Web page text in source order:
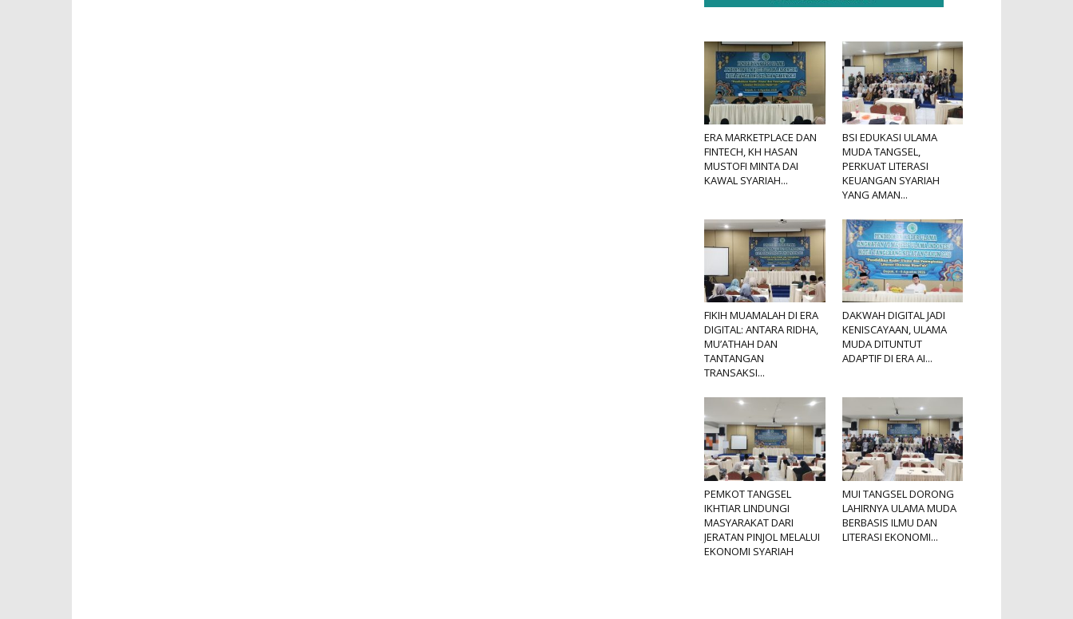
ERA MARKETPLACE DAN
FINTECH, KH HASAN
MUSTOFI MINTA DAI
KAWAL SYARIAH...
BSI EDUKASI ULAMA
MUDA TANGSEL,
PERKUAT LITERASI
KEUANGAN SYARIAH
YANG AMAN...
FIKIH MUAMALAH DI ERA
DIGITAL: ANTARA RIDHA,
MU’ATHAH DAN
TANTANGAN
TRANSAKSI...
DAKWAH DIGITAL JADI
KENISCAYAAN, ULAMA
MUDA DITUNTUT
ADAPTIF DI ERA AI...
PEMKOT TANGSEL
IKHTIAR LINDUNGI
MASYARAKAT DARI
JERATAN PINJOL MELALUI
EKONOMI SYARIAH
MUI TANGSEL DORONG
LAHIRNYA ULAMA MUDA
BERBASIS ILMU DAN
LITERASI EKONOMI...